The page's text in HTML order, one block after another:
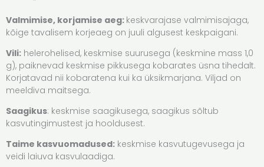
Valmimise, korjamise aeg: keskvarajase valmimisajaga,
kõige tavalisem korjeaeg on juuli algusest keskpaigani.
Vili: helerohelised, keskmise suurusega (keskmine mass 1,0
g), paiknevad keskmise pikkusega kobarates üsna tihedalt.
Korjatavad nii kobaratena kui ka üksikmarjana. Viljad on
meeldiva maitsega.
Saagikus: keskmise saagikusega, saagikus sõltub
kasvutingimustest ja hooldusest.
Taime kasvuomadused: keskmise kasvutugevusega ja
veidi laiuva kasvulaadiga.